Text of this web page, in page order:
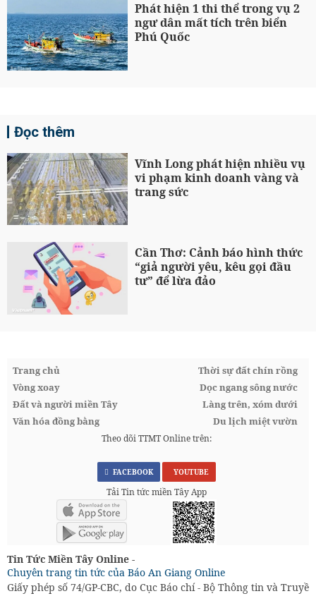
Phát hiện 1 thi thể trong vụ 2
ngư dân mất tích trên biển
Phú Quốc
Đọc thêm
Vĩnh Long phát hiện nhiều vụ
vi phạm kinh doanh vàng và
trang sức
Cần Thơ: Cảnh báo hình thức
“giả người yêu, kêu gọi đầu
tư” để lừa đảo
Trang chủ
Thời sự đất chín rồng
Vòng xoay
Dọc ngang sông nước
Đất và người miền Tây
Làng trên, xóm dưới
Văn hóa đồng bằng
Du lịch miệt vườn
Theo dõi TTMT Online trên:
FACEBOOK YOUTUBE
Tải Tin tức miền Tây App
Tin Tức Miền Tây Online -
Chuyên trang tin tức của Báo An Giang Online
Giấy phép số 74/GP-CBC, do Cục Báo chí - Bộ Thông tin và